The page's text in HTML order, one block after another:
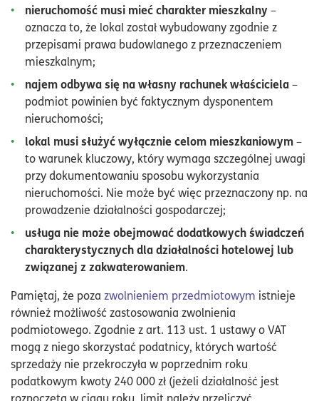
nieruchomość musi mieć charakter mieszkalny–
oznacza to, że lokal został wybudowany zgodnie z
przepisami prawa budowlanego z przeznaczeniem
mieszkalnym;
najem odbywa się na własny rachunek właściciela–
podmiot powinien być faktycznym dysponentem
nieruchomości;
lokal musi służyć wyłącznie celom mieszkaniowym–
to warunek kluczowy, który wymaga szczególnej uwagi
przy dokumentowaniu sposobu wykorzystania
nieruchomości. Nie może być więc przeznaczony np. na
prowadzenie działalności gospodarczej;
usługa nie może obejmować dodatkowych świadczeń
charakterystycznych dla działalności hotelowej lub
związanej z zakwaterowaniem.
Pamiętaj, że poza zwolnieniem przedmiotowym istnieje
również możliwość zastosowania zwolnienia
podmiotowego. Zgodnie z art. 113 ust. 1 ustawy o VAT
mogą z niego skorzystać podatnicy, których wartość
sprzedaży nie przekroczyła w poprzednim roku
podatkowym kwoty 240 000 zł (jeżeli działalność jest